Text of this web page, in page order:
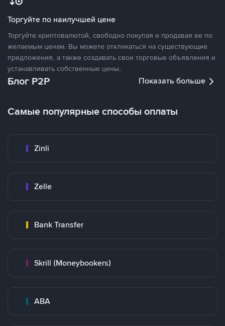
Торгуйте по наилучшей цене
Торгуйте криптовалютой, свободно покупая и продавая ее по
желаемым ценам. Вы можете откликаться на существующие
предложения, а также создавать свои торговые объявления и
устанавливать собственные цены.
Блог P2P Показать больше
Самые популярные способы оплаты
Zinli
Zelle
Bank Transfer
Skrill (Moneybookers)
ABA